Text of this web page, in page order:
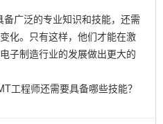
广泛的专业知识和技能，还需
化。只有这样，他们才能在激
子制造行业的发展做出更大的
工程师还需要具备哪些技能？